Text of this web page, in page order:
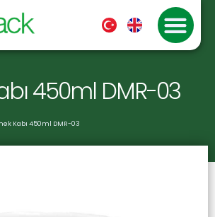
450ml DMR-03
Kabı 450ml DMR-03